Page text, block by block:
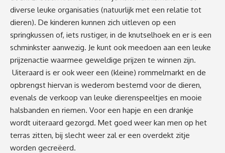
diverse leuke organisaties (natuurlijk met een relatie tot
dieren). De kinderen kunnen zich uitleven op een
springkussen of, iets rustiger, in de knutselhoek en er is een
schminkster aanwezig. Je kunt ook meedoen aan een leuke
prijzenactie waarmee geweldige prijzen te winnen zijn.
Uiteraard is er ook weer een (kleine) rommelmarkt en de
opbrengst hiervan is wederom bestemd voor de dieren,
evenals de verkoop van leuke dierenspeeltjes en mooie
halsbanden en riemen. Voor een hapje en een drankje
wordt uiteraard gezorgd. Met goed weer kan men op het
terras zitten, bij slecht weer zal er een overdekt zitje
worden gecreëerd.